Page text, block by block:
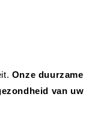
Onze duurzame
van uw